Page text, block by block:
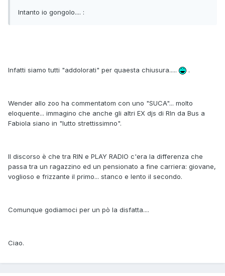
Intanto io gongolo.... :
Infatti siamo tutti "addolorati" per quaesta chiusura..... .
Wender allo zoo ha commentatom con uno "SUCA"... molto
eloquente... immagino che anche gli altri EX djs di RIn da Bus a
Fabiola siano in "lutto strettissimno".
Il discorso è che tra RIN e PLAY RADIO c'era la differenza che
passa tra un ragazzino ed un pensionato a fine carriera: giovane,
voglioso e frizzante il primo... stanco e lento il secondo.
Comunque godiamoci per un pò la disfatta....
Ciao.